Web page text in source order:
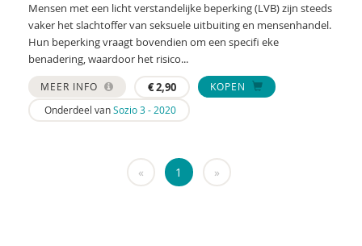
Maatschappelijk Impact Team
Mariëlle Bruning
Mentale gezondheidsnetwerken
Movisie
Mensen met een licht verstandelijke beperking (LVB) zijn steeds
vaker het slachtoffer van seksuele uitbuiting en mensenhandel.
Hun beperking vraagt bovendien om een specifi eke
benadering, waardoor het risico...
MEER INFO €2,90
KOPEN
Onderdeel vanSozio 3 - 2020
« 1 »